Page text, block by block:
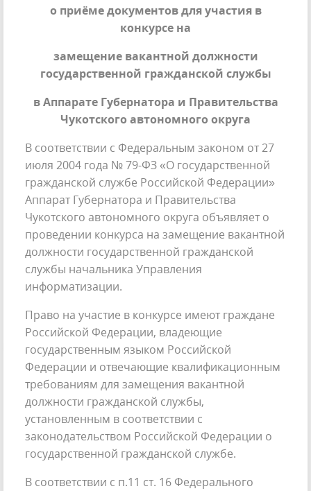
о приёме документов для участия в
конкурсе на
замещение вакантной должности
государственной гражданской службы
в Аппарате Губернатора и Правительства
Чукотского автономного округа
В соответствии с Федеральным законом от 27
июля 2004 года № 79-ФЗ «О государственной
гражданской службе Российской Федерации»
Аппарат Губернатора и Правительства
Чукотского автономного округа объявляет о
проведении конкурса на замещение вакантной
должности государственной гражданской
службы начальника Управления
информатизации.
Право на участие в конкурсе имеют граждане
Российской Федерации, владеющие
государственным языком Российской
Федерации и отвечающие квалификационным
требованиям для замещения вакантной
должности гражданской службы,
установленным в соответствии с
законодательством Российской Федерации о
государственной гражданской службе.
В соответствии с п.11 ст. 16 Федерального